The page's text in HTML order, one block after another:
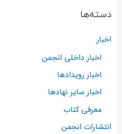
دسته‌ها
اخبار
اخبار داخلی انجمن
اخبار رویدادها
اخبار سایر نهادها
معرفی کتاب
انتشارات انجمن